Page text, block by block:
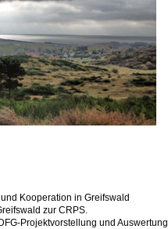
Kooperation in Greifswald
zur CRPS.
Projektvorstellung und Auswertung